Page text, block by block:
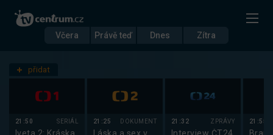
Včera Právě teď Dnes Zítra
Nastavení stanic
přidat
21:50 SERIÁL 21:25 DOKUMENT 21:32 ZPRÁVY 21:55